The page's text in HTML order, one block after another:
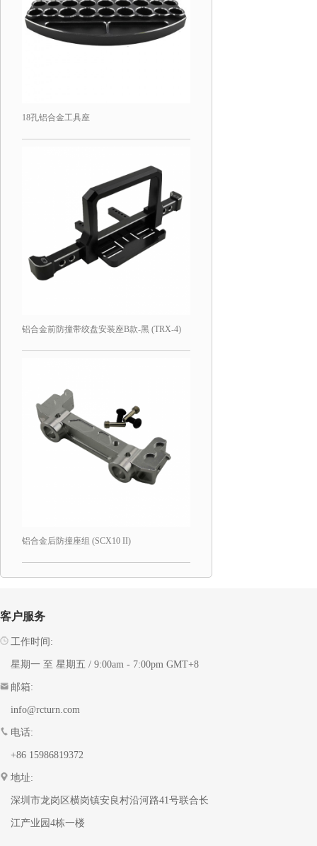
18孔铝合金工具座
铝合金前防撞带绞盘安装座B款-黑 (TRX-4)
铝合金后防撞座组 (SCX10 II)
客户服务
工作时间:
星期一 至 星期五 / 9:00am - 7:00pm GMT+8
邮箱:
info@rcturn.com
电话:
+86 15986819372
地址:
深圳市龙岗区横岗镇安良村沿河路41号联合长
江产业园4栋一楼